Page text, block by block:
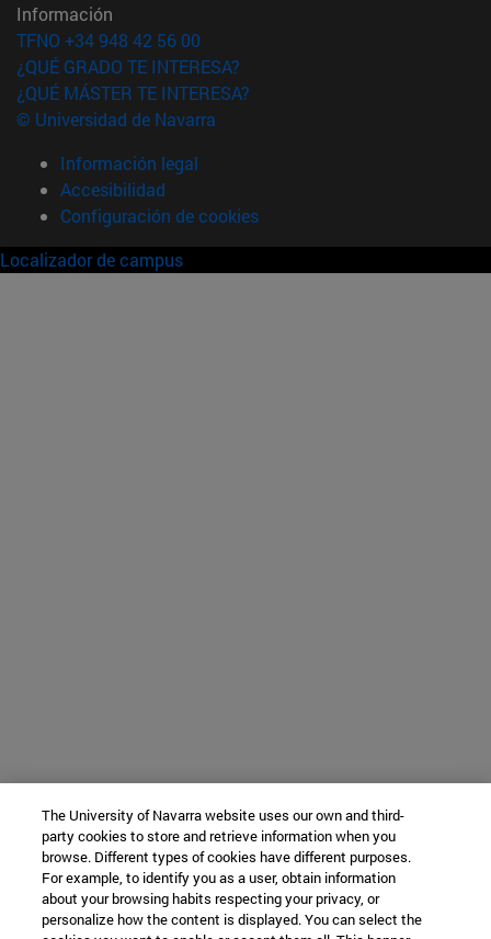
Información
TFNO +34 948 42 56 00
¿QUÉ GRADO TE INTERESA?
¿QUÉ MÁSTER TE INTERESA?
© Universidad de Navarra
Información legal
Accesibilidad
Configuración de cookies
Localizador de campus
The University of Navarra website uses our own and third-
party cookies to store and retrieve information when you
browse. Different types of cookies have different purposes.
For example, to identify you as a user, obtain information
about your browsing habits respecting your privacy, or
personalize how the content is displayed. You can select the